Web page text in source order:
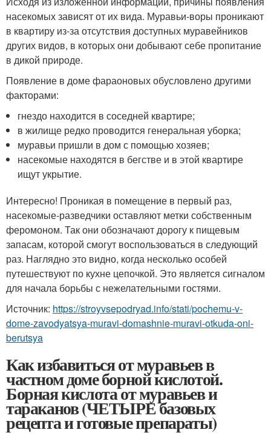
насекомых зависят от их вида. Муравьи-воры проникают
в квартиру из-за отсутствия доступных муравейников
других видов, в которых они добывают себе пропитание
в дикой природе.
Появление в доме фараоновых обусловлено другими
факторами:
гнездо находится в соседней квартире;
в жилище редко проводится генеральная уборка;
муравьи пришли в дом с помощью хозяев;
насекомые находятся в бегстве и в этой квартире
ищут укрытие.
Интересно! Проникая в помещение в первый раз,
насекомые-разведчики оставляют метки собственным
феромоном. Так они обозначают дорогу к пищевым
запасам, которой смогут воспользоваться в следующий
раз. Наглядно это видно, когда несколько особей
путешествуют по кухне цепочкой. Это является сигналом
для начала борьбы с нежелательными гостями.
Источник: https://stroyvsepodryad.info/stati/pochemu-v-
dome-zavodyatsya-muravi-domashnie-muravi-otkuda-oni-
berutsya
Как избавиться от муравьев в
частном доме борной кислотой.
Борная кислота от муравьев и
тараканов (ЧЕТЫРЕ базовых
рецепта и готовые препараты)